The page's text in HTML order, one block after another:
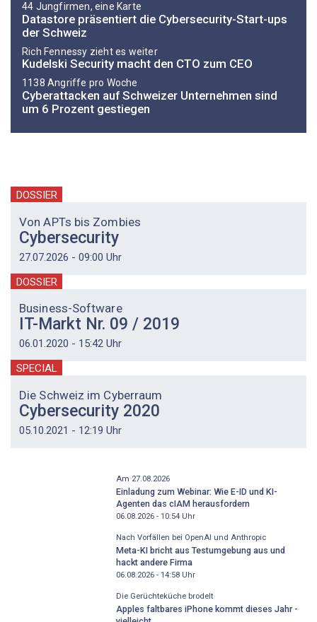
44 Jungfirmen, eine Karte
Datastore präsentiert die Cybersecurity-Start-ups
der Schweiz
Rich Fennessy zieht es weiter
Kudelski Security macht den CTO zum CEO
1138 Angriffe pro Woche
Cyberattacken auf Schweizer Unternehmen sind
um 6 Prozent gestiegen
DOSSIER
Von APTs bis Zombies
Cybersecurity
27.07.2026 - 09:00 Uhr
DOSSIER
Business-Software
IT-Markt Nr. 09 / 2019
06.01.2020 - 15:42 Uhr
SPECIAL
Die Schweiz im Cyberraum
Cybersecurity 2020
05.10.2021 - 12:19 Uhr
Am 27.08.2026
Einladung zum Webinar: Wie E-ID und KI-
Agenten das cIAM herausfordern
06.08.2026 - 10:54Uhr
Nach Vorfällen bei OpenAI und Anthropic
Meta-KI bricht aus Testumgebung aus und
hackt andere Firma
06.08.2026 - 14:58Uhr
Die Gerüchteküche brodelt
Apples faltbares iPhone kommt dieses Jahr -